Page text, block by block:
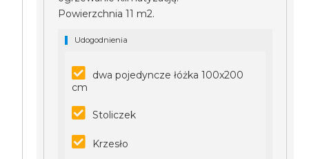
Powierzchnia 11 m2.
Udogodnienia
dwa pojedyncze łóżka 100x200
cm
Stoliczek
Krzesło